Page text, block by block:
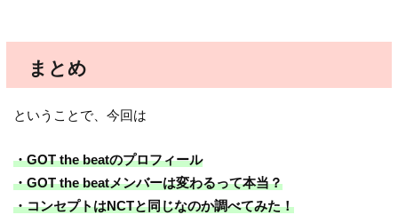
まとめ
ということで、今回は
・GOT the beatのプロフィール
・GOT the beatメンバーは変わるって本当？
・コンセプトはNCTと同じなのか調べてみた！